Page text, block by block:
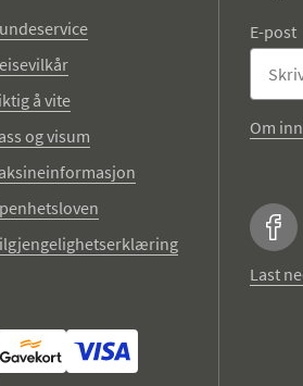
å vite
og visum
E-post
Om
Last